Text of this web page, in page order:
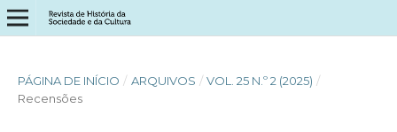
PÁGINA DE INÍCIO / ARQUIVOS / VOL. 25 N.º 2 (2025) /
Recensões